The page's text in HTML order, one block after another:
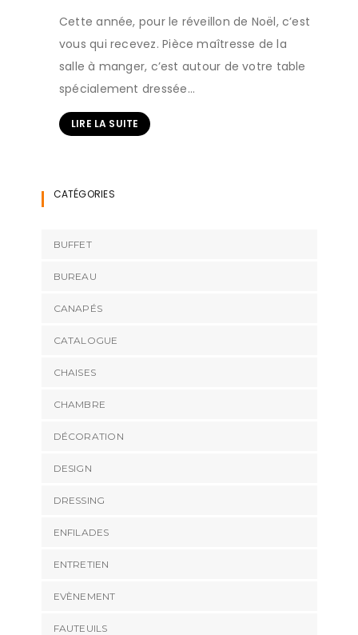
Cette année, pour le réveillon de Noël, c’est
vous qui recevez. Pièce maîtresse de la
salle à manger, c’est autour de votre table
spécialement dressée…
LIRE LA SUITE
CATÉGORIES
BUFFET
BUREAU
CANAPÉS
CATALOGUE
CHAISES
CHAMBRE
DÉCORATION
DESIGN
DRESSING
ENFILADES
ENTRETIEN
EVÈNEMENT
FAUTEUILS